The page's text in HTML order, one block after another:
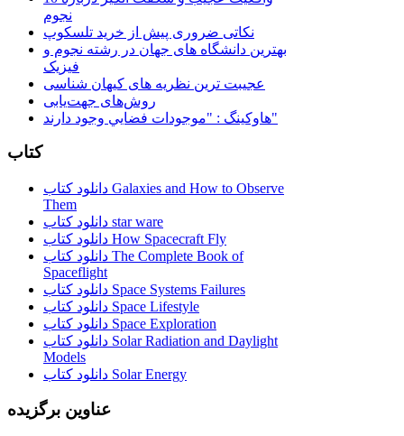
نجوم
نکاتی ضروری پیش از خرید تلسکوپ
بهترین دانشگاه های جهان در رشته نجوم و
فیزیک
عجیبت ترین نظریه های کیهان شناسی
روش‌های جهت‌یابی
هاوكينگ : "موجودات فضايي وجود دارند"
کتاب
دانلود کتاب Galaxies and How to Observe
Them
دانلود کتاب star ware
دانلود کتاب How Spacecraft Fly
دانلود کتاب The Complete Book of
Spaceflight
دانلود کتاب Space Systems Failures
دانلود کتاب Space Lifestyle
دانلود کتاب Space Exploration
دانلود کتاب Solar Radiation and Daylight
Models
دانلود کتاب Solar Energy
عناوین برگزیده